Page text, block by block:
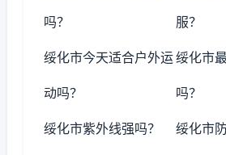
吗？ 服？
绥化市今天适合户外运
动吗？
绥化市
吗？
绥化市紫外线强吗？ 绥化市